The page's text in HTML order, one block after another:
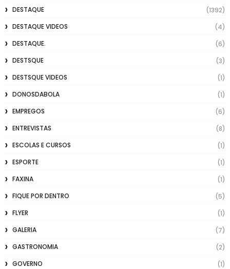
DESTAQUE
(1392)
DESTAQUE VIDEOS
(4)
DESTAQUE.
(6)
DESTSQUE
(3)
DESTSQUE VIDEOS
(1)
DONOSDABOLA
(1)
EMPREGOS
(6)
ENTREVISTAS
(8)
ESCOLAS E CURSOS
(1)
ESPORTE
(1)
FAXINA
(1)
FIQUE POR DENTRO
(5)
FLYER
(1)
GALERIA
(7)
GASTRONOMIA
(2)
GOVERNO
(1)